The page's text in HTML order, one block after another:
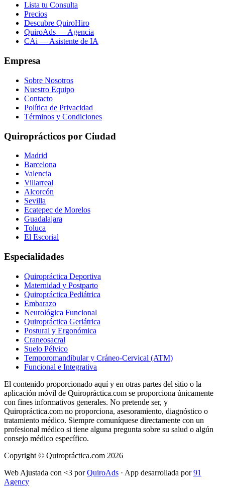
Lista tu Consulta
Precios
Descubre QuiroHiro
QuiroAds — Agencia
CAi — Asistente de IA
Empresa
Sobre Nosotros
Nuestro Equipo
Contacto
Política de Privacidad
Términos y Condiciones
Quiroprácticos por Ciudad
Madrid
Barcelona
Valencia
Villarreal
Alcorcón
Sevilla
Ecatepec de Morelos
Guadalajara
Toluca
El Escorial
Especialidades
Quiropráctica Deportiva
Maternidad y Postparto
Quiropráctica Pediátrica
Embarazo
Neurológica Funcional
Quiropráctica Geriátrica
Postural y Ergonómica
Craneosacral
Suelo Pélvico
Temporomandibular y Cráneo-Cervical (ATM)
Funcional e Integrativa
El contenido proporcionado aquí y en otras partes del sitio o la
aplicación móvil de Quiropráctica.com se proporciona únicamente
con fines informativos generales. No pretende ser, y
Quiropráctica.com no proporciona, asesoramiento, diagnóstico o
tratamiento médico. Siempre comuníquese directamente con un
profesional médico si tiene alguna pregunta sobre su salud o algún
consejo médico específico.
Copyright © Quiropráctica.com 2026
Web Ajustada con <3 por QuiroAds · App desarrollada por 91
Agency